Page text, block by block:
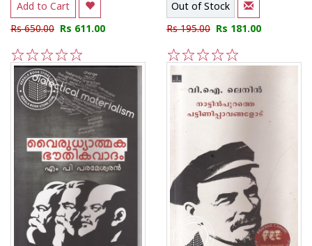
Add to Cart
Rs 650.00 Rs 611.00
5
4
3
2
1
Out of Stock
Rs 195.00 Rs 181.00
5
4
1